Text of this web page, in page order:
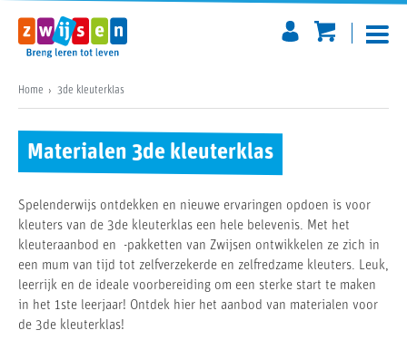
Home 3de kleuterklas
Materialen 3de kleuterklas
Spelenderwijs ontdekken en nieuwe ervaringen opdoen is voor
kleuters van de 3de kleuterklas een hele belevenis. Met het
kleuteraanbod en -pakketten van Zwijsen ontwikkelen ze zich in
een mum van tijd tot zelfverzekerde en zelfredzame kleuters. Leuk,
leerrijk en de ideale voorbereiding om een sterke start te maken
in het 1ste leerjaar! Ontdek hier het aanbod van materialen voor
de 3de kleuterklas!